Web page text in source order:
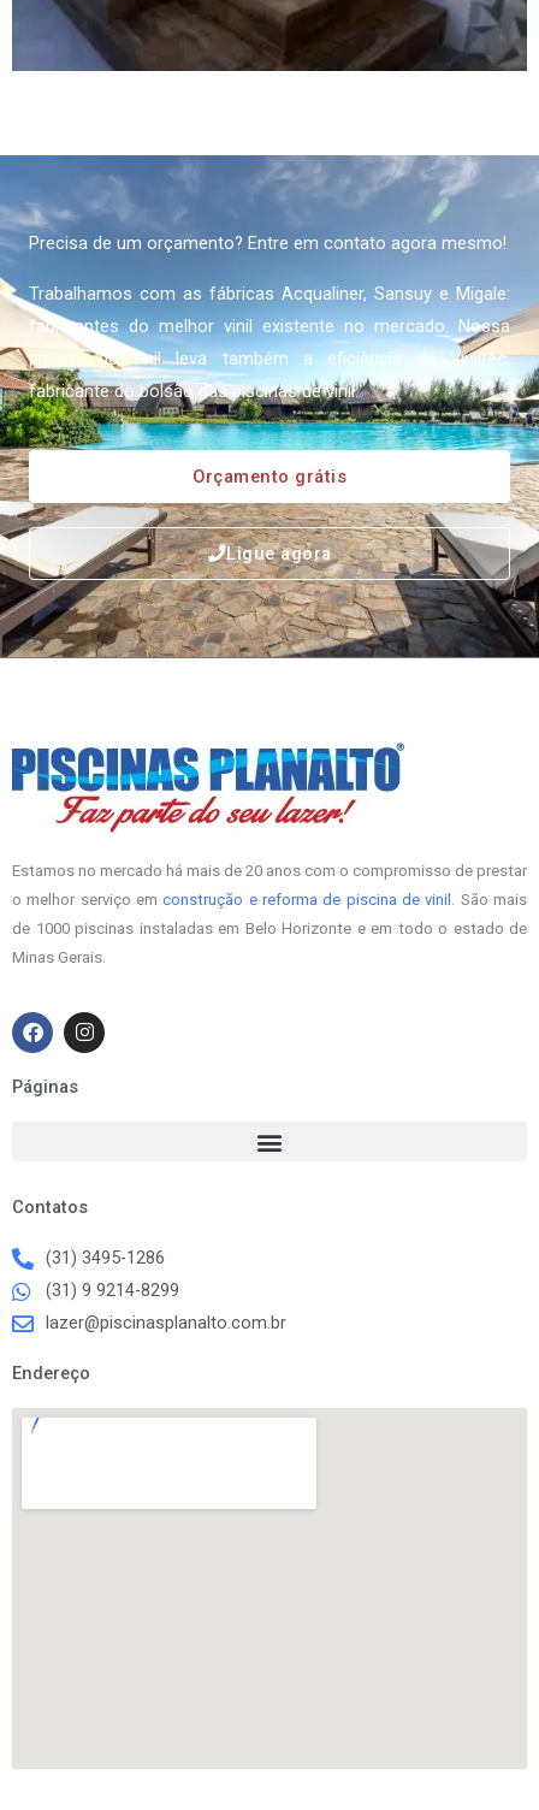
Precisa de um orçamento? Entre em contato agora mesmo!
Trabalhamos com as fábricas Acqualiner, Sansuy e Migale:
fabricantes do melhor vinil existente no mercado. Nossa
piscina de vinil leva também a eficiência da Viniltec,
fabricante do bolsão das piscinas de vinil.
Orçamento grátis
Ligue agora
Estamos no mercado há mais de 20 anos com o compromisso de prestar
o melhor serviço emconstrução e reforma de piscina de vinil . São mais
de 1000 piscinas instaladas em Belo Horizonte e em todo o estado de
Minas Gerais.
F
a
c
e
b
I
n
s
Páginas
Contatos
(31) 3495-1286
(31) 9 9214-8299
lazer@piscinasplanalto.com.br
Endereço